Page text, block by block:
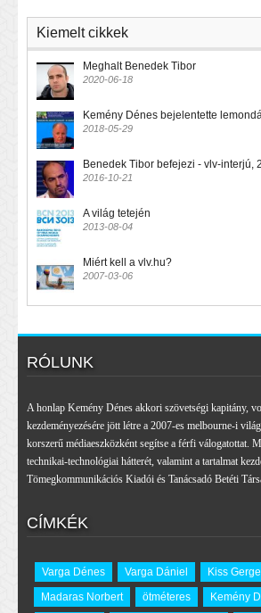
Kiemelt cikkek
Meghalt Benedek Tibor
2020-06-18
Kemény Dénes bejelentette
2018-05-29
Benedek Tibor befejezi - vlv-interjú,
2016-10-21
A világ tetején
2013-08-04
Miért kell a vlv.hu?
2007-03-06
RÓLUNK
A honlap Kemény Dénes akkori szövetségi kapitány,
kezdeményezésére jött létre a 2007-es melbourne-i
korszerű médiaeszközként segítse a férfi válogatottat.
technikai-technológiai hátterét, valamint a tartalmat
Tömegkommunikációs Kiadói és Tanácsadó Betéti
CÍMKÉK
Varga Dénes Varga Dániel Kiss
Madaras Norbert
ötméteres Kemény